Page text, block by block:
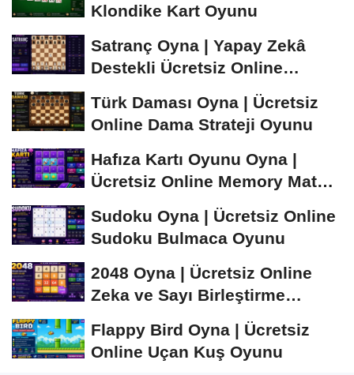
Klondike Kart Oyunu
Satranç Oyna | Yapay Zekâ
Destekli Ücretsiz Online
Türk Daması Oyna | Ücretsiz
Online Dama Strateji Oyunu
Hafıza Kartı Oyunu Oyna |
Ücretsiz Online Memory Match
Sudoku Oyna | Ücretsiz Online
Sudoku Bulmaca Oyunu
2048 Oyna | Ücretsiz Online
Zeka ve Sayı Birleştirme
Flappy Bird Oyna | Ücretsiz
Online Uçan Kuş Oyunu